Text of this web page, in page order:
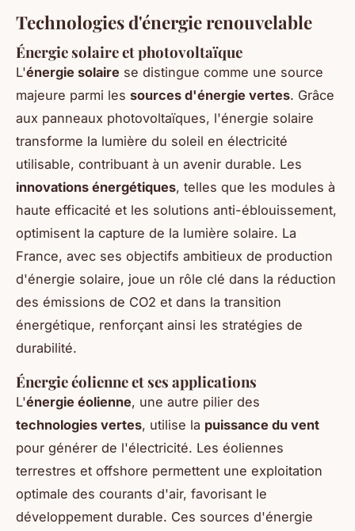
Technologies d'énergie renouvelable
Énergie solaire et photovoltaïque
L'énergie solaire se distingue comme une source
majeure parmi les sources d'énergie vertes. Grâce
aux panneaux photovoltaïques, l'énergie solaire
transforme la lumière du soleil en électricité
utilisable, contribuant à un avenir durable. Les
innovations énergétiques, telles que les modules à
haute efficacité et les solutions anti-éblouissement,
optimisent la capture de la lumière solaire. La
France, avec ses objectifs ambitieux de production
d'énergie solaire, joue un rôle clé dans la réduction
des émissions de CO2 et dans la transition
énergétique, renforçant ainsi les stratégies de
durabilité.
Énergie éolienne et ses applications
L'énergie éolienne, une autre pilier des
technologies vertes, utilise la puissance du vent
pour générer de l'électricité. Les éoliennes
terrestres et offshore permettent une exploitation
optimale des courants d'air, favorisant le
développement durable. Ces sources d'énergie